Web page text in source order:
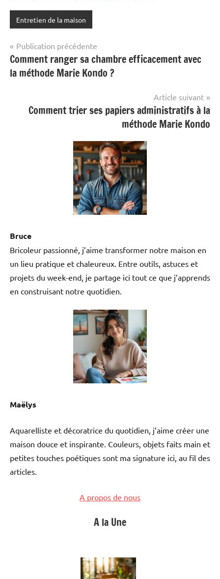
Entretien de la maison
Navigation
de
l’article
Publication précédente
Comment ranger sa chambre efficacement avec
la méthode Marie Kondo ?
Article suivant
Comment trier ses papiers administratifs à la
méthode Marie Kondo
Bruce
Bricoleur passionné, j’aime transformer notre maison en
un lieu pratique et chaleureux. Entre outils, astuces et
projets du week-end, je partage ici tout ce que j’apprends
en construisant notre quotidien.
Maëlys
Aquarelliste et décoratrice du quotidien, j’aime créer une
maison douce et inspirante. Couleurs, objets faits main et
petites touches poétiques sont ma signature ici, au fil des
articles.
A propos de nous
A la Une